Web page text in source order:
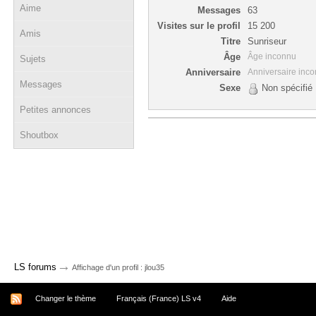
Aime
Amis
Sujets
Messages
Petites annonces
Shoutbox
Messages
63
Visites sur le profil
15 200
Titre
Sunriseur
Âge
Âge inconnu
Anniversaire Anniversaire
Sexe Non spécifié
LS forums → Affichage d'un profil : jlou35
Changer le thème Français (France) LS v4 Aide